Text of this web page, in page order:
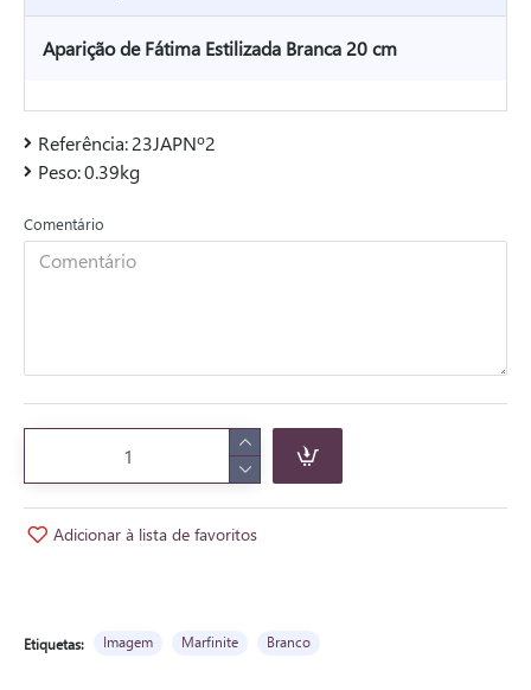
Aparição de Fátima Estilizada Branca 20 cm
Referência:23JAPNº2
Peso:0.39kg
Comentário
Adicionar à lista de favoritos
Etiquetas: Imagem Marfinite Branco